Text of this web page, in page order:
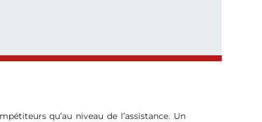
qu’au niveau de l’assistance. Un